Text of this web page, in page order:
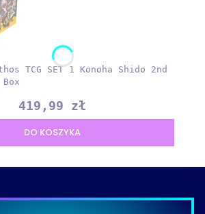
TCG SET 1 Konoha Shido 2nd
Cena
419,99 zł
DO KOSZYKA